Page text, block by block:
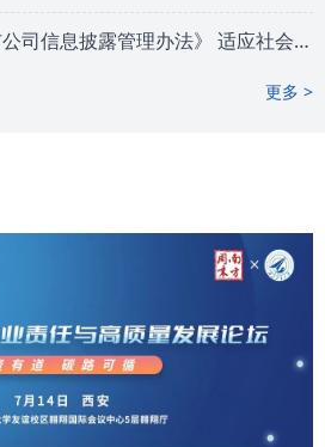
IHCD观点 | 修订《上市公司信息披露管理办法》 适应社会责任信息披露新...
更多 >